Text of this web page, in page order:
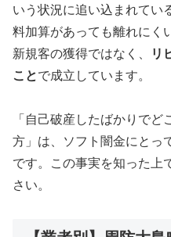
いう状況に追い込まれてい
料加算があっても離れにく
新規客の獲得ではなく、
リ
ことで成立しています。
「自己破産したばかりで
方」は、ソフト闇金にとっ
です。この事実を知った上
さい。